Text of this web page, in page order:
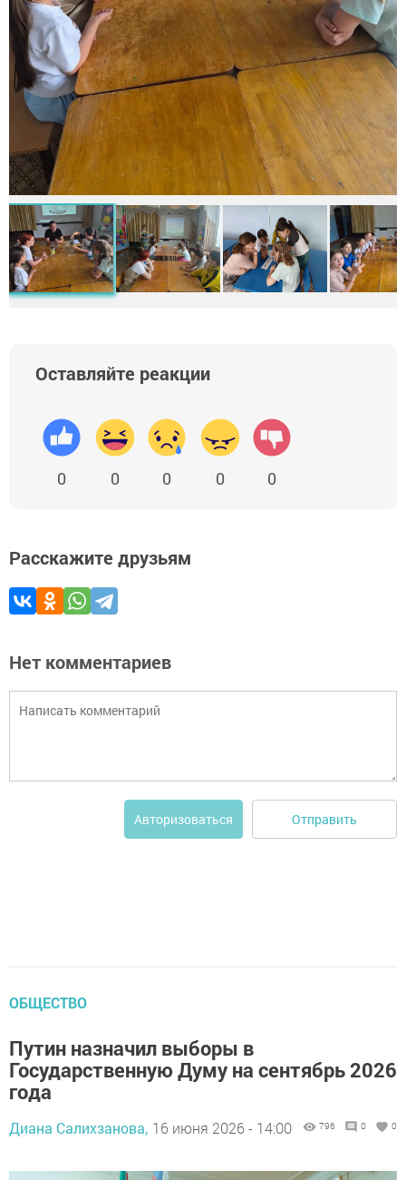
Оставляйте реакции
0 0 0 0 0
Расскажите друзьям
Нет комментариев
Авторизоваться Отправить
ОБЩЕСТВО
Путин назначил выборы в
Государственную Думу на сентябрь 2026
года
Диана Салихзанова, 16 июня 2026 - 14:00 796 0 0